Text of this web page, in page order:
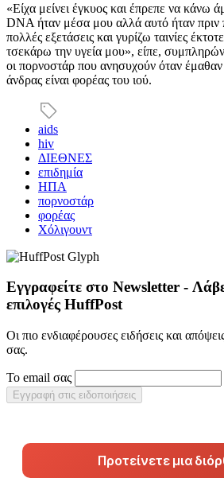
«Είχα μείνει έγκυος και έπρεπε να κάνω
DNA ήταν μέσα μου αλλά αυτό ήταν πριν
πολλές εξετάσεις και γυρίζω ταινίες
τσεκάρω την υγεία μου», είπε,
οι πορνοστάρ που ανησυχούν όταν έμαθαν
άνδρας είναι φορέας του ιού.
aids
hiv
ΔΙΕΘΝΕΣ
επιδημία
ΗΠΑ
πορνοστάρ
φορέας
Χόλιγουντ
Εγγραφείτε στο Newsletter -
επιλογές HuffPost
Οι πιο ενδιαφέρουσες ειδήσεις και
σας.
Το email σας
Εγγραφή στις ειδοποιήσεις
Προτείνετε μια